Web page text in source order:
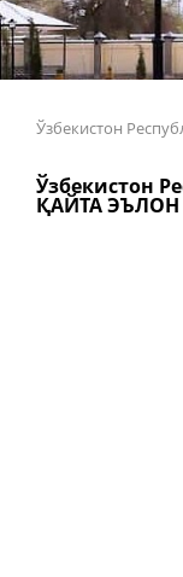
Ўзбекистон
Ўзбекистон
ҚАЙТА